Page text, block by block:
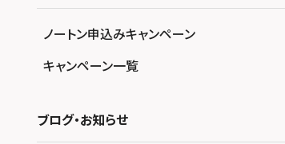
ノートン申込みキャンペーン
キャンペーン一覧
ブログ・お知らせ